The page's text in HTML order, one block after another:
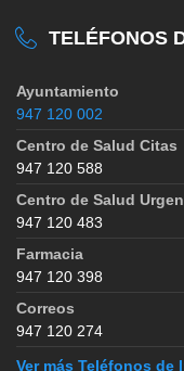
TELÉFONOS
Ayuntamiento
947 120 002
Centro de Salud Citas
947 120 588
Centro de Salud
947 120 483
Farmacia
947 120 398
Correos
947 120 274
Ver más Teléfonos de